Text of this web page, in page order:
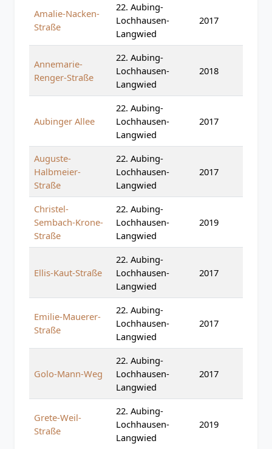
Amalie-Nacken-
Straße
22. Aubing-
Lochhausen-
Langwied
2017
Annemarie-
Renger-Straße
22. Aubing-
Lochhausen-
Langwied
2018
Aubinger Allee
22. Aubing-
Lochhausen-
Langwied
2017
Auguste-
Halbmeier-
Straße
22. Aubing-
Lochhausen-
Langwied
2017
Christel-
Sembach-Krone-
Straße
22. Aubing-
Lochhausen-
Langwied
2019
Ellis-Kaut-Straße
22. Aubing-
Lochhausen-
Langwied
2017
Emilie-Mauerer-
Straße
22. Aubing-
Lochhausen-
Langwied
2017
Golo-Mann-Weg
22. Aubing-
Lochhausen-
Langwied
2017
Grete-Weil-
Straße
22. Aubing-
Lochhausen-
Langwied
2019